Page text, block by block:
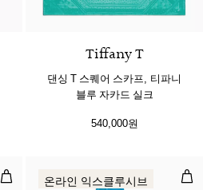
Tiffany T
댄싱 T 스퀘어 스카프, 티파니
블루 자카드 실크
540,000원
스카프 링, 팔라듐 도금 메탈 댄
온라인 익스클루시브